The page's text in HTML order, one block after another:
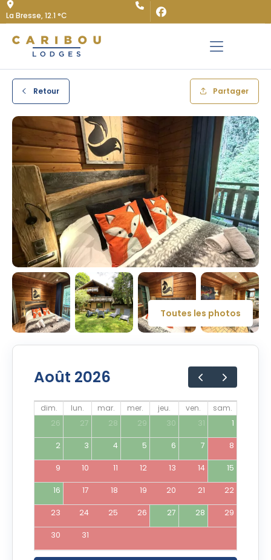
La Bresse,12.1 °C
Retour Partager
Toutes les photos
Août 2026
dim. lun. mar. mer. jeu. ven.
sam.
26
27 28 29 30 31 1
2 3 4 5 6 7 8
9 10 11 12 13 14 15
16 17 18 19 20 21 22
23 24 25 26 27 28 29
30 31